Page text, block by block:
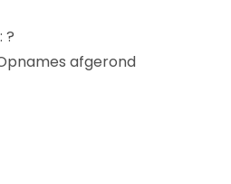
?
afgerond